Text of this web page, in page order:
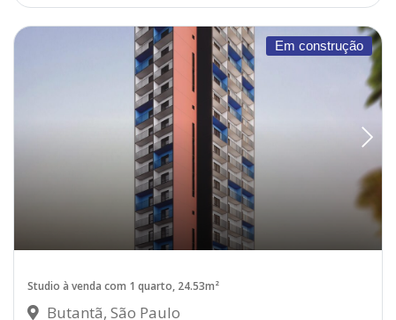
Em construção
Studio à venda com 1 quarto, 24.53m²
Butantã, São Paulo